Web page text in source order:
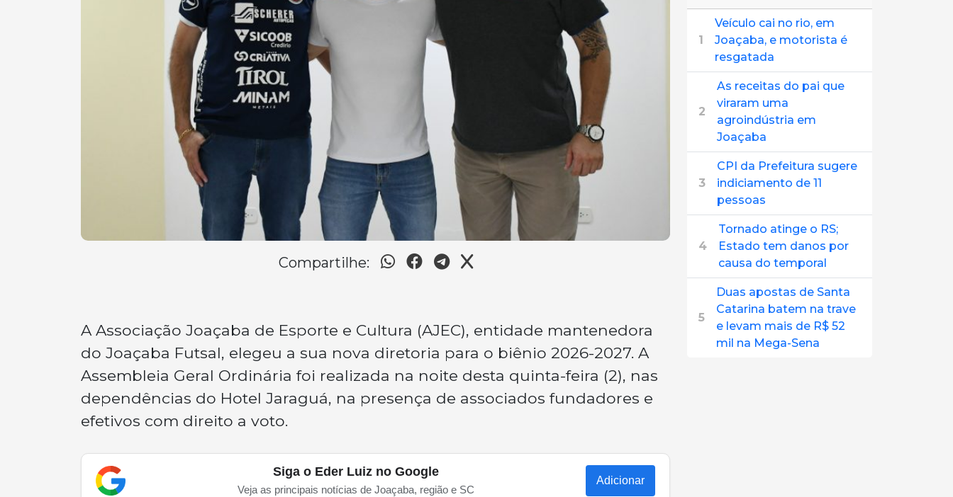
Compartilhe:
A Associação Joaçaba de Esporte e Cultura (AJEC), entidade mantenedora
do Joaçaba Futsal, elegeu a sua nova diretoria para o biênio 2026-2027. A
Assembleia Geral Ordinária foi realizada na noite desta quinta-feira (2), nas
dependências do Hotel Jaraguá, na presença de associados fundadores e
efetivos com direito a voto.
Siga o Eder Luiz no Google
Veja as principais notícias de Joaçaba, região e SC
Adicionar
1
Veículo cai no rio, em
Joaçaba, e motorista é
resgatada
2
As receitas do pai que
viraram uma
agroindústria em
Joaçaba
3
CPI da Prefeitura sugere
indiciamento de 11
pessoas
4
Tornado atinge o RS;
Estado tem danos por
causa do temporal
5
Duas apostas de Santa
Catarina batem na trave
e levam mais de R$ 52
mil na Mega-Sena